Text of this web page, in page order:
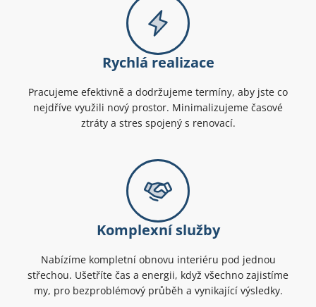
Rychlá realizace
Pracujeme efektivně a dodržujeme termíny, aby jste co
nejdříve využili nový prostor. Minimalizujeme časové
ztráty a stres spojený s renovací.
Komplexní služby
Nabízíme kompletní obnovu interiéru pod jednou
střechou. Ušetříte čas a energii, když všechno zajistíme
my, pro bezproblémový průběh a vynikající výsledky.